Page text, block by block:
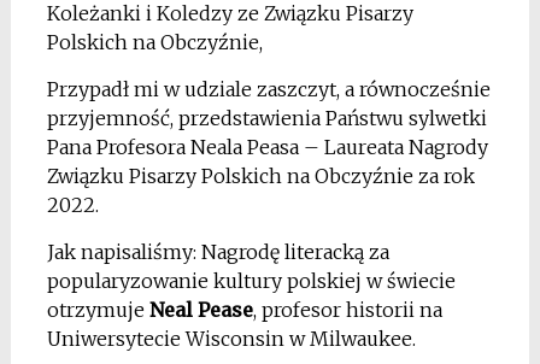
Koleżanki i Koledzy ze Związku Pisarzy
Polskich na Obczyźnie,
Przypadł mi w udziale zaszczyt, a równocześnie
przyjemność, przedstawienia Państwu sylwetki
Pana Profesora Neala Peasa – Laureata Nagrody
Związku Pisarzy Polskich na Obczyźnie za rok
2022.
Jak napisaliśmy: Nagrodę literacką za
popularyzowanie kultury polskiej w świecie
otrzymuje Neal Pease, profesor historii na
Uniwersytecie Wisconsin w Milwaukee.